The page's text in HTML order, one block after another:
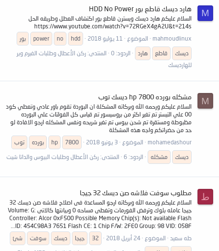
M هارد ديسك قاطع بور HDD No Power
السلام عليكم هارد ديسك ويسترن قاطع بور اكتشاف العطل وطريقه الحل
https://www.youtube.com/watch?v=72RGeX4gA2U&t=214s
mahmoudlinux
الموضوع 11 يوليو 2018 hdd
no
power
بور
ديسك
قاطع هارد الردود: 0 المنتدى: ركن الأعطال وطلبات الفيرم وير
للهارديسك
M مشكله بورده hp 7800 ديسك توب
السلام عليكم ورحمه الله وبركاته المشكلة ان البوردة تقوم باور عادي وتعطي كود
00 علي التيستر تم تغير اكثر من بروسيسور تم قياس كل الفولتات علي البورده
مظبوطة ومستقرة تم شحن بيوس تم تغير شريحه ونفس المشكله ارجو الافادة لو
حد من حضراتكم واجه هذه المشكلة
mohamedashour
الموضوع 3 يونيو 2018 7800
hp بورده
توب
ديسك
مشكله الردود: 6 المنتدى: ركن الأعطال وطلبات البيوس والداتا شيت
ط مطلوب سوفت فلاشه صن ديسك 32 جيجا
السلام عليكم ورحمه الله وبركاته ارجو المساعدة فى اصلاح فلاشه صن ديسك 32
جيجا عامله بلوك وترفض الفورمات وتغطى مساحه 0 وبيانتها كالاتى Volume: G:
Controller: Alcor 0xF500 Possible Memory Chip(s): Not available Flash
ID: 454C98A3 7651 Flash CE: 1 Chip F/W: 2FE0 Group: 98 VID: 058F...
طه سعيد
الموضوع 24 أبريل 2018 32 جيجا ديسك سوفت
شئ